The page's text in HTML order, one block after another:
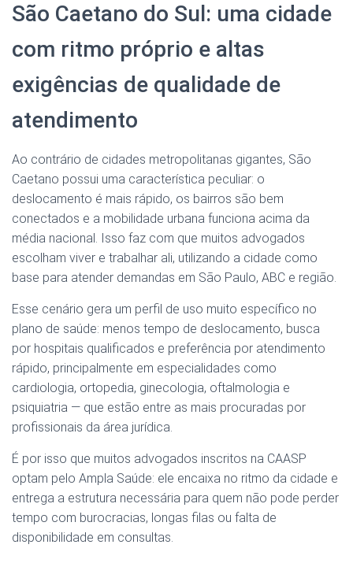
São Caetano do Sul: uma cidade
com ritmo próprio e altas
exigências de qualidade de
atendimento
Ao contrário de cidades metropolitanas gigantes, São
Caetano possui uma característica peculiar: o
deslocamento é mais rápido, os bairros são bem
conectados e a mobilidade urbana funciona acima da
média nacional. Isso faz com que muitos advogados
escolham viver e trabalhar ali, utilizando a cidade como
base para atender demandas em São Paulo, ABC e região.
Esse cenário gera um perfil de uso muito específico no
plano de saúde: menos tempo de deslocamento, busca
por hospitais qualificados e preferência por atendimento
rápido, principalmente em especialidades como
cardiologia, ortopedia, ginecologia, oftalmologia e
psiquiatria — que estão entre as mais procuradas por
profissionais da área jurídica.
É por isso que muitos advogados inscritos na CAASP
optam pelo Ampla Saúde: ele encaixa no ritmo da cidade e
entrega a estrutura necessária para quem não pode perder
tempo com burocracias, longas filas ou falta de
disponibilidade em consultas.